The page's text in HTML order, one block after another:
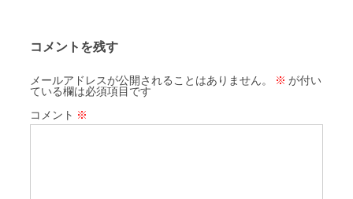
コメントを残す
メールアドレスが公開されることはありません。 ※ が付い
ている欄は必須項目です
コメント ※